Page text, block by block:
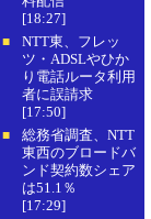
[18:27]
■
NTT東、フレッ
ツ・ADSLやひか
り電話ルータ利用
者に誤請求
[17:50]
■
総務省調査、NTT
東西のブロードバ
ンド契約数シェア
は51.1％
[17:29]